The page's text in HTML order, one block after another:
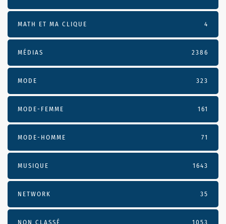
MATH ET MA CLIQUE 4
MÉDIAS 2386
MODE 323
MODE-FEMME 161
MODE-HOMME 71
MUSIQUE 1643
NETWORK 35
NON CLASSÉ 1053